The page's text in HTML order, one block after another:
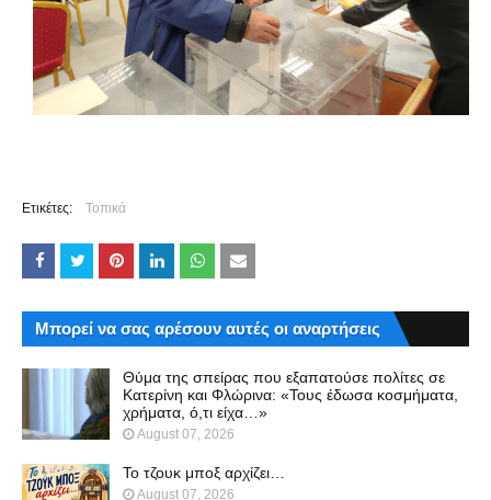
Ετικέτες: Τοπικά
Μπορεί να σας αρέσουν αυτές οι αναρτήσεις
Θύμα της σπείρας που εξαπατούσε πολίτες σε
Κατερίνη και Φλώρινα: «Τους έδωσα κοσμήματα,
χρήματα, ό,τι είχα…»
August 07, 2026
Το τζουκ μπoξ αρχίζει…
August 07, 2026